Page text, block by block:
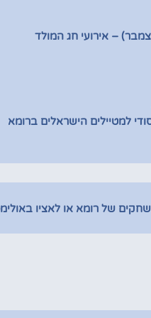
– אירועי חג המולד
של רומא או לאציו